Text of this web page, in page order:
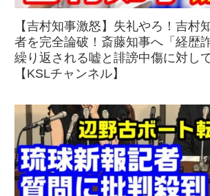
【吉村知事激怒】失礼やろ！吉村
者を完全論破！斎藤知事へ「経歴
繰り返される嘘と誹謗中傷に対し
【KSLチャンネル】